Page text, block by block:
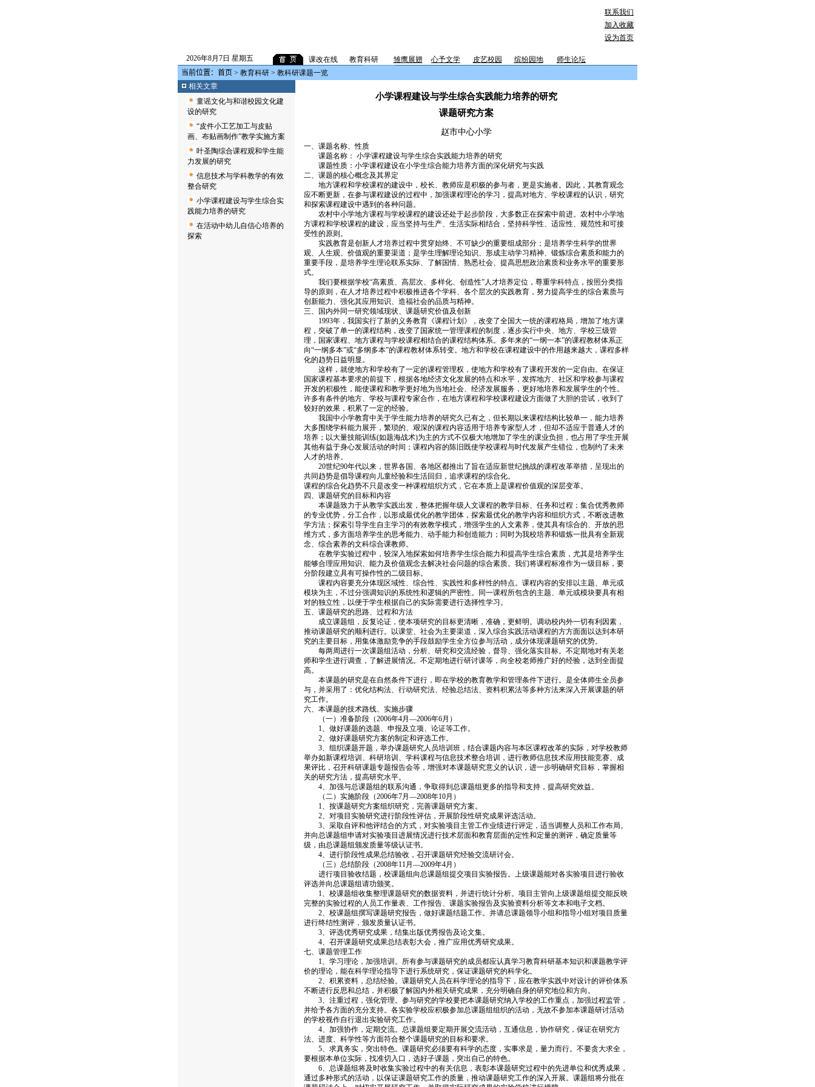
联系我们
加入收藏
设为首页
2026年8月7日 星期五 课改在线 教育科研 雏鹰展翅 心予文学 皮艺校园 缤纷园地
师生论坛
当前位置： 首页 > 教育科研 > 教科研课题一览
相关文章
童谣文化与和谐校园文化建
设的研究
“皮件小工艺加工与皮贴
画、布贴画制作”教学实施方案
叶圣陶综合课程观和学生能
力发展的研究
信息技术与学科教学的有效
整合研究
小学课程建设与学生综合实
践能力培养的研究
在活动中幼儿自信心培养的
探索
小学课程建设与学生综合实践能力培养的研究
课题研究方案
赵市中心小学
一、课题名称、性质
课题名称： 小学课程建设与学生综合实践能力培养的研究
课题性质：小学课程建设在小学生综合能力培养方面的深化研究与实践
二、课题的核心概念及其界定
地方课程和学校课程的建设中，校长、教师应是积极的参与者，更是实施者。因此，其教育观念
应不断更新，在参与课程建设的过程中，加强课程理论的学习，提高对地方、学校课程的认识，研究
和探索课程建设中遇到的各种问题。
农村中小学地方课程与学校课程的建设还处于起步阶段，大多数正在探索中前进。农村中小学地
方课程和学校课程的建设，应当坚持与生产、生活实际相结合，坚持科学性、适应性、规范性和可接
受性的原则。
实践教育是创新人才培养过程中贯穿始终、不可缺少的重要组成部分；是培养学生科学的世界
观、人生观、价值观的重要渠道；是学生理解理论知识、形成主动学习精神、锻炼综合素质和能力的
重要手段，是培养学生理论联系实际、了解国情、熟悉社会、提高思想政治素质和业务水平的重要形
式。
我们要根据学校“高素质、高层次、多样化、创造性”人才培养定位，尊重学科特点，按照分类指
导的原则，在人才培养过程中积极推进各个学科、各个层次的实践教育，努力提高学生的综合素质与
创新能力、强化其应用知识、造福社会的品质与精神。
三、国内外同一研究领域现状、课题研究价值及创新
1993年，我国实行了新的义务教育《课程计划》，改变了全国大一统的课程格局，增加了地方课
程，突破了单一的课程结构，改变了国家统一管理课程的制度，逐步实行中央、地方、学校三级管
理，国家课程、地方课程与学校课程相结合的课程结构体系。多年来的“一纲一本”的课程教材体系正
向“一纲多本”或“多纲多本”的课程教材体系转变。地方和学校在课程建设中的作用越来越大，课程多样
化的趋势日益明显。
这样，就使地方和学校有了一定的课程管理权，使地方和学校有了课程开发的一定自由。在保证
国家课程基本要求的前提下，根据各地经济文化发展的特点和水平，发挥地方、社区和学校参与课程
开发的积极性，能使课程和教学更好地为当地社会、经济发展服务，更好地培养和发展学生的个性。
许多有条件的地方、学校与课程专家合作，在地方课程和学校课程建设方面做了大胆的尝试，收到了
较好的效果，积累了一定的经验。
我国中小学教育中关于学生能力培养的研究久已有之，但长期以来课程结构比较单一，能力培养
大多围绕学科能力展开，繁琐的、艰深的课程内容适用于培养专家型人才，但却不适应于普通人才的
培养；以大量技能训练(如题海战术)为主的方式不仅极大地增加了学生的课业负担，也占用了学生开展
其他有益于身心发展活动的时间；课程内容的陈旧既使学校课程与时代发展产生错位，也制约了未来
人才的培养。
20世纪90年代以来，世界各国、各地区都推出了旨在适应新世纪挑战的课程改革举措，呈现出的
共同趋势是倡导课程向儿童经验和生活回归，追求课程的综合化。
课程的综合化趋势不只是改变一种课程组织方式，它在本质上是课程价值观的深层变革。
四、课题研究的目标和内容
本课题致力于从教学实践出发，整体把握年级人文课程的教学目标、任务和过程；集合优秀教师
的专业优势，分工合作，以形成最优化的教学团体，探索最优化的教学内容和组织方式，不断改进教
学方法；探索引导学生自主学习的有效教学模式，增强学生的人文素养，使其具有综合的、开放的思
维方式，多方面培养学生的思考能力、动手能力和创造能力；同时为我校培养和锻炼一批具有全新观
念、综合素养的文科综合课教师。
在教学实验过程中，较深入地探索如何培养学生综合能力和提高学生综合素质，尤其是培养学生
能够合理应用知识、能力及价值观念去解决社会问题的综合素质。我们将课程标准作为一级目标，要
分阶段建立具有可操作性的二级目标。
课程内容要充分体现区域性、综合性、实践性和多样性的特点。课程内容的安排以主题、单元或
模块为主，不过分强调知识的系统性和逻辑的严密性。同一课程所包含的主题、单元或模块要具有相
对的独立性，以便于学生根据自己的实际需要进行选择性学习。
五、课题研究的思路、过程和方法
成立课题组，反复论证，使本项研究的目标更清晰，准确，更鲜明。调动校内外一切有利因素，
推动课题研究的顺利进行。以课堂、社会为主要渠道，深入综合实践活动课程的方方面面以达到本研
究的主要目标，用集体激励竞争的手段鼓励学生全方位参与活动，成分体现课题研究的优势。
每两周进行一次课题组活动，分析、研究和交流经验，督导、强化落实目标。不定期地对有关老
师和学生进行调查，了解进展情况。不定期地进行研讨课等，向全校老师推广好的经验，达到全面提
高。
本课题的研究是在自然条件下进行，即在学校的教育教学和管理条件下进行。是全体师生全员参
与，并采用了：优化结构法、行动研究法、经验总结法、资料积累法等多种方法来深入开展课题的研
究工作。
六、本课题的技术路线、实施步骤
（一）准备阶段（2006年4月—2006年6月）
1、做好课题的选题、申报及立项、论证等工作。
2、做好课题研究方案的制定和评选工作。
3、组织课题开题，举办课题研究人员培训班，结合课题内容与本区课程改革的实际，对学校教师
举办如新课程培训、科研培训、学科课程与信息技术整合培训，进行教师信息技术应用技能竞赛、成
果评比，召开科研课题专题报告会等，增强对本课题研究意义的认识，进一步明确研究目标，掌握相
关的研究方法，提高研究水平。
4、加强与总课题组的联系沟通，争取得到总课题组更多的指导和支持，提高研究效益。
（二）实施阶段（2006年7月—2008年10月）
1、按课题研究方案组织研究，完善课题研究方案。
2、对项目实验研究进行阶段性评估，开展阶段性研究成果评选活动。
3、采取自评和他评结合的方式，对实验项目主管工作业绩进行评定，适当调整人员和工作布局。
并向总课题组申请对实验项目进展情况进行技术层面和教育层面的定性和定量的测评，确定质量等
级，由总课题组颁发质量等级认证书。
4、进行阶段性成果总结验收，召开课题研究经验交流研讨会。
（三）总结阶段（2008年11月—2009年4月）
进行项目验收结题，校课题组向总课题组提交项目实验报告。上级课题能对各实验项目进行验收
评选并向总课题组请功颁奖。
1、校课题组收集整理课题研究的数据资料，并进行统计分析。项目主管向上级课题组提交能反映
完整的实验过程的人员工作量表、工作报告、课题实验报告及实验资料分析等文本和电子文档。
2、校课题组撰写课题研究报告，做好课题结题工作。并请总课题领导小组和指导小组对项目质量
进行终结性测评，颁发质量认证书。
3、评选优秀研究成果，结集出版优秀报告及论文集。
4、召开课题研究成果总结表彰大会，推广应用优秀研究成果。
七、课题管理工作
1、学习理论，加强培训。所有参与课题研究的成员都应认真学习教育科研基本知识和课题教学评
价的理论，能在科学理论指导下进行系统研究，保证课题研究的科学化。
2、积累资料，总结经验。课题研究人员在科学理论的指导下，应在教学实践中对设计的评价体系
不断进行反思和总结，并积极了解国内外相关研究成果，充分明确自身的研究地位和方向。
3、注重过程，强化管理。参与研究的学校要把本课题研究纳入学校的工作重点，加强过程监管，
并给予各方面的充分支持。各实验学校应积极参加总课题组组织的活动，无故不参加本课题研讨活动
的学校视作自行退出实验研究工作。
4、加强协作，定期交流。总课题组要定期开展交流活动，互通信息，协作研究，保证在研究方
法、进度、科学性等方面符合整个课题研究的目标和要求。
5、求真务实，突出特色。课题研究必须要有科学的态度，实事求是，量力而行。不要贪大求全，
要根据本单位实际，找准切入口，选好子课题，突出自己的特色。
6、总课题组将及时收集实验过程中的有关信息，表彰本课题研究过程中的先进单位和优秀成果，
通过多种形式的活动，以保证课题研究工作的质量，推动课题研究工作的深入开展。课题组将分批在